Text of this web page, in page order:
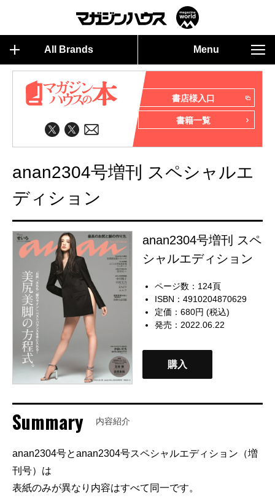
All Brands Menu
書店様入口
書籍一覧
anan2304号増刊 スペシャルエ
ディション
anan2304号増刊 スペ
シャルエディション
ページ数：124頁
ISBN：4910204870629
定価：680円 (税込)
発売：2022.06.22
購入
Summary 内容紹介
anan2304号とanan2304号スペシャルエディション（増
刊号）は
表紙のみが異なり内容はすべて同一です。